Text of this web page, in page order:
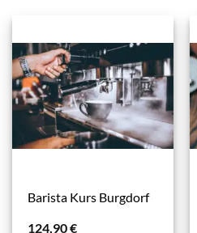
Barista Kurs Burgdorf
124,90€